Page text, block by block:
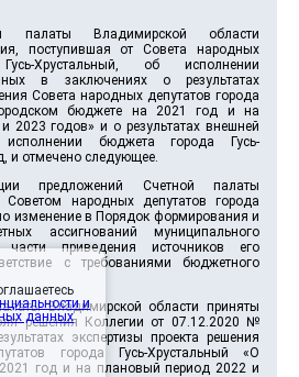
палаты Владимирской области
поступившая от Совета народных
Хрустальный, об исполнении
в заключениях о результатах
Совета народных депутатов города
бюджете на 2021 год и на
2023 годов» и о результатах внешней
бюджета города Гусь-
и отмечено следующее.
предложений Счетной палаты
Советом народных депутатов города
изменение в Порядок формирования и
ассигнований муниципального
приведения источников его
с требованиями бюджетного
Владимирской области приняты
решения Коллегии от 07.12.2020 №
экспертизы проекта решения
города Гусь-Хрустальный «О
год и на плановый период 2022 и
и
данных